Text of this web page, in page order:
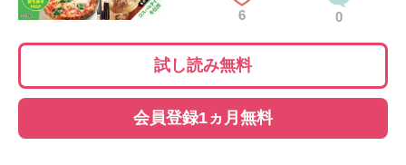
6 0
試し読み無料
会員登録1ヵ月無料